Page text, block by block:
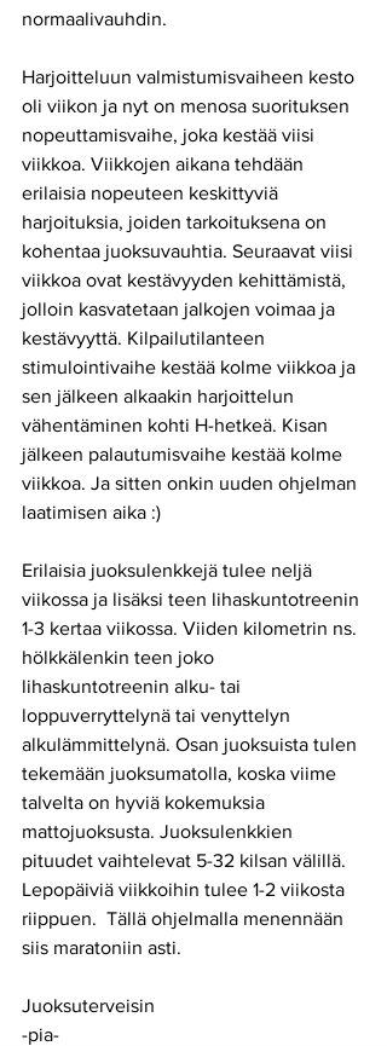
normaalivauhdin.
Harjoitteluun valmistumisvaiheen kesto
oli viikon ja nyt on menosa suorituksen
nopeuttamisvaihe, joka kestää viisi
viikkoa. Viikkojen aikana tehdään
erilaisia nopeuteen keskittyviä
harjoituksia, joiden tarkoituksena on
kohentaa juoksuvauhtia. Seuraavat viisi
viikkoa ovat kestävyyden kehittämistä,
jolloin kasvatetaan jalkojen voimaa ja
kestävyyttä. Kilpailutilanteen
stimulointivaihe kestää kolme viikkoa ja
sen jälkeen alkaakin harjoittelun
vähentäminen kohti H-hetkeä. Kisan
jälkeen palautumisvaihe kestää kolme
viikkoa. Ja sitten onkin uuden ohjelman
laatimisen aika :)
Erilaisia juoksulenkkejä tulee neljä
viikossa ja lisäksi teen lihaskuntotreenin
1-3 kertaa viikossa. Viiden kilometrin ns.
hölkkälenkin teen joko
lihaskuntotreenin alku- tai
loppuverryttelynä tai venyttelyn
alkulämmittelynä. Osan juoksuista tulen
tekemään juoksumatolla, koska viime
talvelta on hyviä kokemuksia
mattojuoksusta. Juoksulenkkien
pituudet vaihtelevat 5-32 kilsan välillä.
Lepopäiviä viikkoihin tulee 1-2 viikosta
riippuen.  Tällä ohjelmalla menennään
siis maratoniin asti.
Juoksuterveisin
-pia-